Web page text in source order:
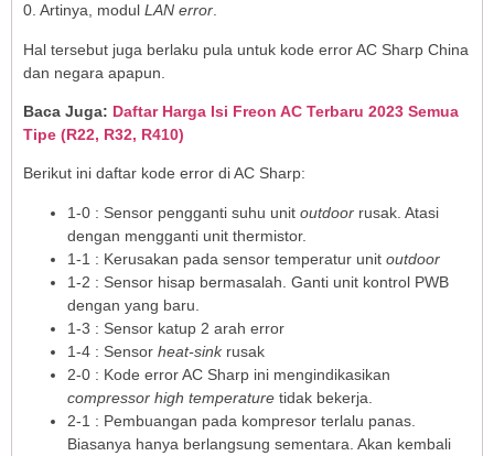
0. Artinya, modul LAN error
Hal tersebut juga berlaku pula untuk kode error AC Sharp China
dan negara apapun.
Baca Juga: Daftar Harga Isi Freon AC Terbaru 2023 Semua
Tipe (R22, R32, R410)
Berikut ini daftar kode error di AC Sharp:
1-0 : Sensor pengganti suhu unit outdoor rusak. Atasi
dengan mengganti unit thermistor.
1-1 : Kerusakan pada sensor temperatur unit outdoor
1-2 : Sensor hisap bermasalah. Ganti unit kontrol PWB
dengan yang baru.
1-3 : Sensor katup 2 arah error
1-4 : Sensor heat-sinkrusak
2-0 : Kode error AC Sharp ini mengindikasikan
compressor high temperature tidak bekerja.
2-1 : Pembuangan pada kompresor terlalu panas.
Biasanya hanya berlangsung sementara. Akan kembali